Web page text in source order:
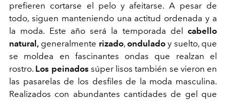
prefieren cortarse el pelo y afeitarse. A pesar de
todo, siguen manteniendo una actitud ordenada y a
la moda. Este año será la temporada del cabello
natural, generalmente rizado,ondulado y suelto, que
se moldea en fascinantes ondas que realzan el
rostro. Los peinados súper lisos también se vieron en
las pasarelas de los desfiles de la moda masculina.
Realizados con abundantes cantidades de gel que